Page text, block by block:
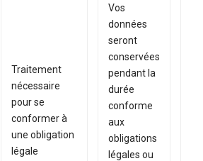
Traitement
nécessaire
pour se
conformer à
une obligation
légale
Vos
données
seront
conservées
pendant la
durée
conforme
aux
obligations
légales ou